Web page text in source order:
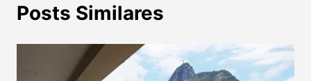
Posts Similares